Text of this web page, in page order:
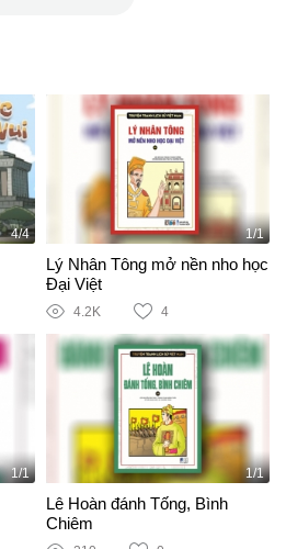
4/4 1/1
Lý Nhân Tông mở nền nho học
Đại Việt
4.2K 4
1/1 1/1
Lê Hoàn đánh Tống, Bình
Chiêm